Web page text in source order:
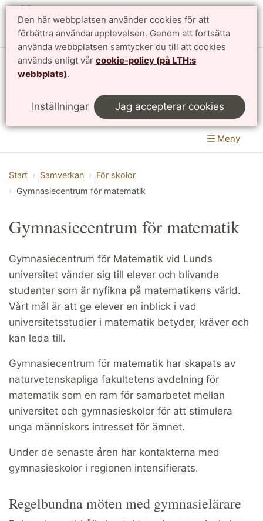
Den här webbplatsen använder cookies för att
förbättra användarupplevelsen. Genom att fortsätta
använda webbplatsen samtycker du till att cookies
används enligt vår cookie-policy (på LTH:s
webbplats).
Inställningar Jag accepterar cookies
Matematikcentrum
LTH, Lunds Tekniska Högskola&
Naturvetenskapliga fakulteten
Meny
Start Samverkan
För skolor
Gymnasiecentrum för matematik
Gymnasiecentrum för matematik
Gymnasiecentrum för Matematik vid Lunds
universitet vänder sig till elever och blivande
studenter som är nyfikna på matematikens värld.
Vårt mål är att ge elever en inblick i vad
universitetsstudier i matematik betyder, kräver och
kan leda till.
Gymnasiecentrum för matematik har skapats av
naturvetenskapliga fakultetens avdelning för
matematik som en ram för samarbetet mellan
universitet och gymnasieskolor för att stimulera
unga människors intresset för ämnet.
Under de senaste åren har kontakterna med
gymnasieskolor i regionen intensifierats.
Regelbundna möten med gymnasielärare